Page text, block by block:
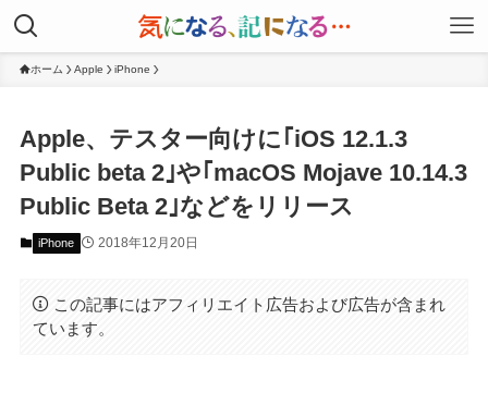
ホーム Apple iPhone
Apple、テスター向けに｢iOS 12.1.3
Public beta 2｣や｢macOS Mojave 10.14.3
Public Beta 2｣などをリリース
iPhone 2018年12月20日
この記事にはアフィリエイト広告および広告が含まれ
ています。